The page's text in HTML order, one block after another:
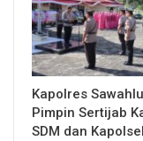
Kapolres
Pimpin Sertijab
SDM dan